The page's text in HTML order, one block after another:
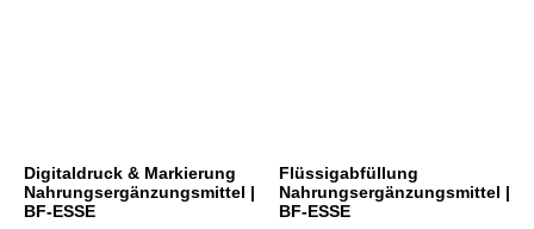
Digitaldruck & Markierung
Nahrungsergänzungsmittel |
BF-ESSE
Flüssigabfüllung
Nahrungsergänzungsmittel |
BF-ESSE